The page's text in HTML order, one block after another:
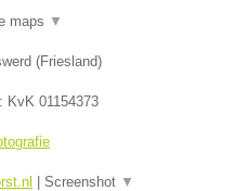
maps ▼
(Friesland)
KvK 01154373
| Screenshot ▼